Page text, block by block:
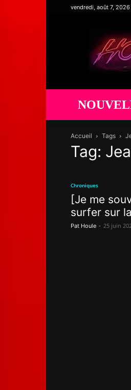
vendredi, août 7, 2026
Accueil Tags
Tag:
Chroniques
[Je me
surfer sur
Pat Houle - 25 juin